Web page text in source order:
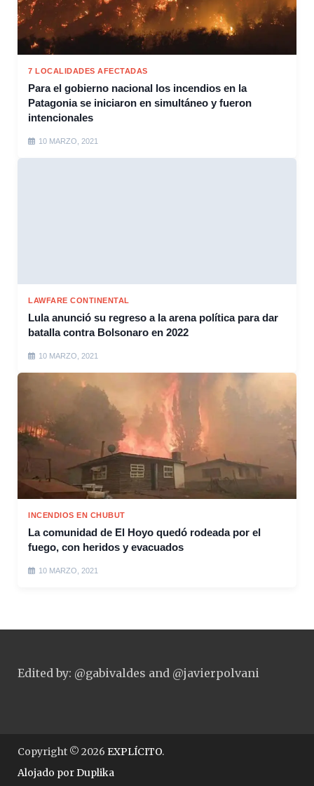
7 LOCALIDADES AFECTADAS
Para el gobierno nacional los incendios en la
Patagonia se iniciaron en simultáneo y fueron
intencionales
10 MARZO, 2021
LAWFARE CONTINENTAL
Lula anunció su regreso a la arena política para dar
batalla contra Bolsonaro en 2022
10 MARZO, 2021
INCENDIOS EN CHUBUT
La comunidad de El Hoyo quedó rodeada por el
fuego, con heridos y evacuados
10 MARZO, 2021
Edited by: @gabivaldes and @javierpolvani
Copyright © 2026 EXPLÍCITO.
Alojado porDuplika